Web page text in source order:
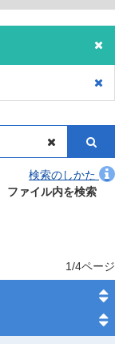
検索のしかた
ファイル内を検索
1/4ページ